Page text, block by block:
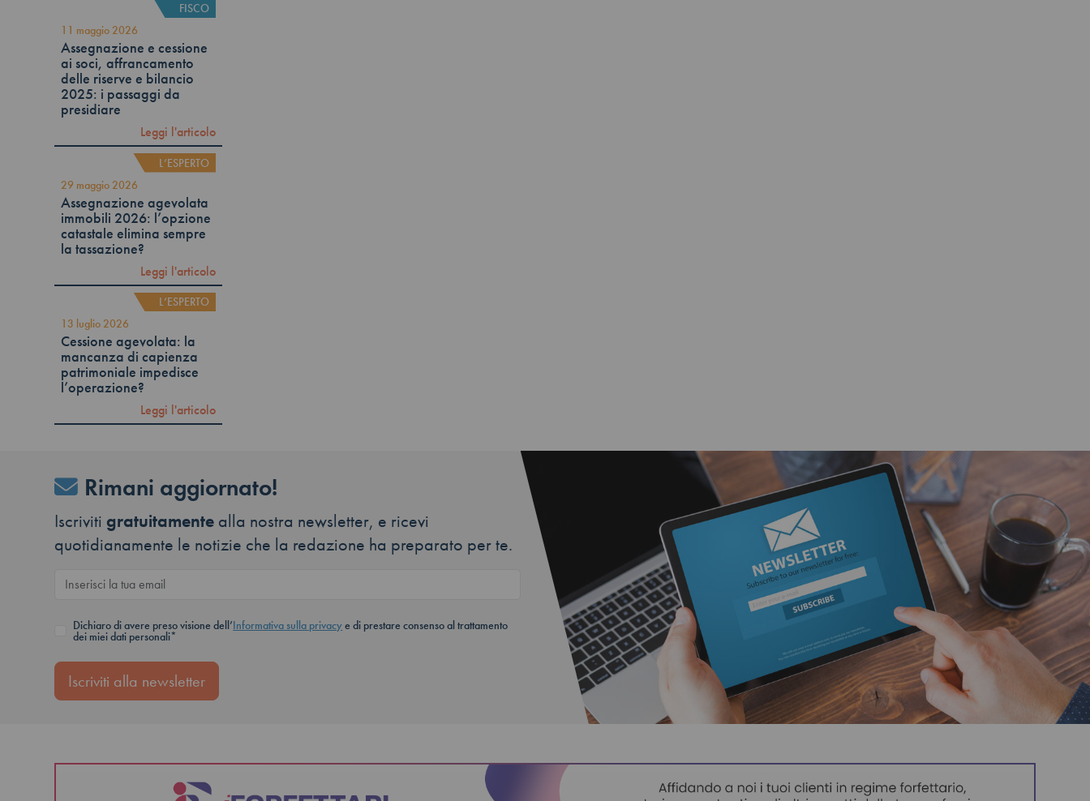
FISCO
11 maggio 2026
Assegnazione e cessione
ai soci, affrancamento
delle riserve e bilancio
2025: i passaggi da
presidiare
Leggi l'articolo
L’ESPERTO
29 maggio 2026
Assegnazione agevolata
immobili 2026: l’opzione
catastale elimina sempre
la tassazione?
Leggi l'articolo
L’ESPERTO
13 luglio 2026
Cessione agevolata: la
mancanza di capienza
patrimoniale impedisce
l’operazione?
Leggi l'articolo
Rimani aggiornato!
Iscriviti gratuitamente alla nostra newsletter, e ricevi
quotidianamente le notizie che la redazione ha preparato per te.
Dichiaro di avere preso visione dell’Informativa sulla privacye di prestare consenso al trattamento
dei miei dati personali*
Iscriviti alla newsletter